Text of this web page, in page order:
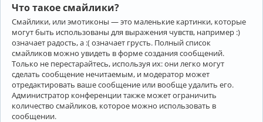
Что такое смайлики?
Смайлики, или эмотиконы — это маленькие картинки, которые
могут быть использованы для выражения чувств, например :)
означает радость, а :( означает грусть. Полный список
смайликов можно увидеть в форме создания сообщений.
Только не перестарайтесь, используя их: они легко могут
сделать сообщение нечитаемым, и модератор может
отредактировать ваше сообщение или вообще удалить его.
Администратор конференции также может ограничить
количество смайликов, которое можно использовать в
сообщении.